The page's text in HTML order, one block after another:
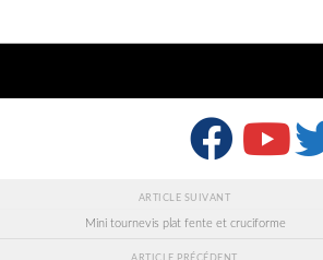
ARTICLE SUIVANT
Mini tournevis plat fente et cruciforme